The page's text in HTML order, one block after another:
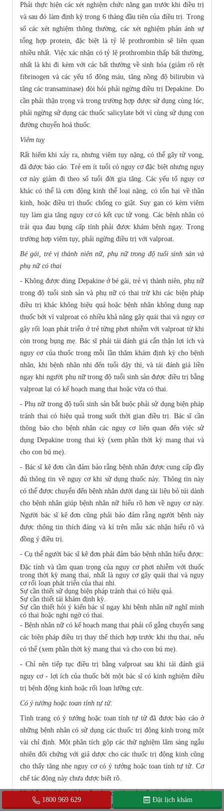
1800 969 629 Đặt lịch khám
Phải thực hiện các xét nghiệm chức năng gan trước khi điều trị
và sau đó làm định kỳ trong 6 tháng đầu tiên của điều trị. Trong
số các xét nghiệm thông thường, các xét nghiệm phản ánh sự
tổng hợp protein, đặc biệt là tỷ lệ prothrombin sẽ liên quan
nhiều nhất. Việc xác nhận có tỷ lệ prothrombin thấp bất thường,
nhất là khi đi kèm với các bất thường về sinh hóa (giảm rõ rệt
fibrinogen và các yếu tố đông máu, tăng nồng độ bilirubin và
tăng các transaminase) đòi hỏi phải ngừng điều trị Depakine. Do
cần phải thận trọng và trong trường hợp được sử dụng cùng lúc,
phải ngừng sử dụng các thuốc salicylate bởi vì cùng sử dụng con
đường chuyển hoá thuốc.
Viêm tuỵ
Rất hiếm khi xảy ra, nhưng viêm tụy nặng, có thể gây tử vong,
đã được báo cáo. Trẻ em ít tuổi có nguy cơ đặc biệt nhưng nguy
cơ này giảm đi theo số tuổi đời gia tăng. Các yếu tố nguy cơ
khác có thể là cơn động kinh thể loại nặng, có tổn hại về thần
kinh, hoặc điều trị thuốc chống co giật. Suy gan có kèm viêm
tụy làm gia tăng nguy cơ có kết cục tử vong. Các bệnh nhân có
trải qua đau bụng cấp tính phải được khám bệnh ngay. Trong
trường hợp viêm tụy, phải ngừng điều trị với valproat.
Bé gái, trẻ vị thành niên nữ, phụ nữ trong độ tuổi sinh sản và
phụ nữ có thai
- Không được dùng Depakine ở bé gái, trẻ vị thành niên, phụ nữ
trong độ tuổi sinh sản và phụ nữ có thai trừ khi các biện pháp
điều trị khác không hiệu quả hoặc bệnh nhân không dung nạp
thuốc bởi vì valproat có nhiều khả năng gây quái thai và nguy cơ
gây rối loạn phát triển ở trẻ từng phơi nhiễm với valproat từ khi
còn trong bụng mẹ. Bác sĩ phải tái đánh giá cẩn thận lợi ích và
nguy cơ của thuốc trong mỗi lần thăm khám định kỳ cho bệnh
nhân, khi bệnh nhân nhi đến tuổi dậy thì, và tái đánh giá liền
ngay khi người phụ nữ trong độ tuổi sinh sản được điều trị bằng
valproat lại có kế hoạch mang thai hoặc vừa có thai.
- Phụ nữ trong độ tuổi sinh sản bắt buộc phải sử dụng biện pháp
tránh thai có hiệu quả trong suốt thời gian điều trị. Bác sĩ cần
thông báo cho bệnh nhân các nguy cơ liên quan đến việc sử
dụng Depakine trong thai kỳ (xem phần thời kỳ mang thai và
cho con bú mẹ).
- Bác sĩ kê đơn cần đảm bảo rằng bệnh nhân được cung cấp đầy
đủ thông tin về nguy cơ khi sử dụng thuốc này. Thông tin này
có thể được chuyển đến bệnh nhân dưới dạng tài liệu bỏ túi dành
cho bệnh nhân giúp bệnh nhân nữ hiểu rõ hơn về nguy cơ này.
Người bác sĩ kê đơn cũng phải bảo đảm rằng người bệnh này
được thông tin thích đáng và kí trên mẫu xác nhận hiểu rõ và
đồng ý điều trị.
- Cụ thể người bác sĩ kê đơn phải đảm bảo bệnh nhân hiểu được:
Đặc tính và tầm quan trọng của nguy cơ phơi nhiễm với thuốc
trong thời kỳ mang thai, nhất là nguy cơ gây quái thai và nguy
cơ rối loạn phát triển của thai nhi.
Sự cần thiết sử dụng biện pháp tránh thai có hiệu quả.
Sự cần thiết tái khám định kỳ.
Sự cần thiết hỏi ý kiến bác sĩ ngay khi bệnh nhân nữ nghĩ mình
có thai hoặc nghi ngờ có thai.
- Bệnh nhân nữ có kế hoạch mang thai phải cố gắng chuyển sang
các biện pháp điều trị thay thế thích hợp trước khi thụ thai, nếu
có thể (xem phần thời kỳ mang thai và cho con bú mẹ).
- Chỉ nên tiếp tục điều trị bằng valproat sau khi tái đánh giá
nguy cơ - lợi ích của thuốc bởi một bác sĩ có kinh nghiệm điều
trị bệnh động kinh hoặc rối loạn lưỡng cực.
Có ý tưởng hoặc toan tính tự tử:
Tình trạng có ý tưởng hoặc toan tính tự tử đã được báo cáo ở
những bệnh nhân có sử dụng các thuốc trị động kinh trong một
vài chỉ định. Một phân tích gộp các thử nghiệm lâm sàng ngẫu
nhiên đối chứng với giả dược cho các thuốc trị động kinh cũng
cho thấy tăng nhẹ nguy cơ có ý tưởng hoặc toan tính tự tử. Cơ
chế tác động này chưa được biết rõ.
Vì thế, các bệnh nhân cần được giám sát về các dấu hiệu có ý
tưởng hoặc toan tính tự tử và cần tìm kiếm trợ giúp y khoa ngay